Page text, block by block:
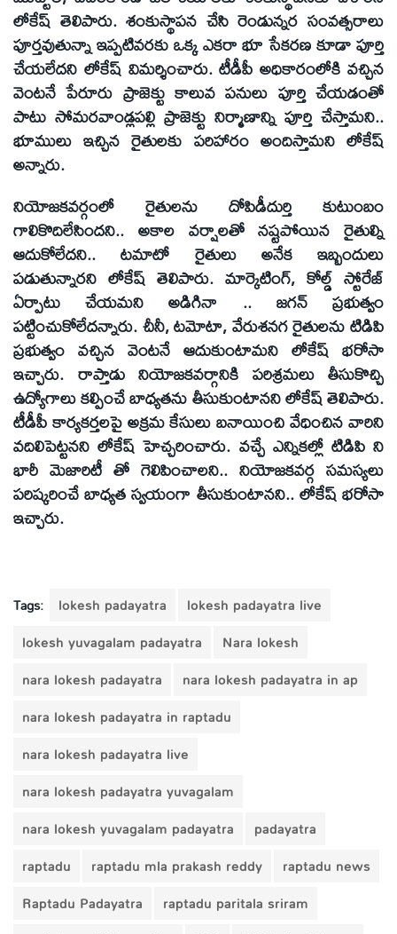
లోకేష్ తెలిపారు. శంకుస్థాపన చేసి రెండున్నర సంవత్సరాలు
పూర్తవుతున్నా ఇప్పటివరకు ఒక్క ఎకరా భూ సేకరణ కూడా పూర్తి
చేయలేదని లోకేష్ విమర్శించారు. టీడీపీ అధికారంలోకి వచ్చిన
వెంటనే పేరూరు ప్రాజెక్టు కాలువ పనులు పూర్తి చేయడంతో
పాటు సోమరవాండ్లపల్లి ప్రాజెక్టు నిర్మాణాన్ని పూర్తి చేస్తామని..
భూములు ఇచ్చిన రైతులకు పరిహారం అందిస్తామని లోకేష్
అన్నారు.
నియోజకవర్గంలో రైతులను దోపిడీదుర్తి కుటుంబం
గాలికొదిలేసిందని.. అకాల వర్షాలతో నష్టపోయిన రైతుల్ని
ఆదుకోలేదని.. టమాటో రైతులు అనేక ఇబ్బందులు
పడుతున్నారని లోకేష్ తెలిపారు. మార్కెటింగ్, కోల్డ్ స్టోరేజ్
ఏర్పాటు చేయమని అడిగినా .. జగన్ ప్రభుత్వం
పట్టించుకోలేదన్నారు. చీనీ, టమోటా, వేరుశనగ రైతులను టిడిపి
ప్రభుత్వం వచ్చిన వెంటనే ఆదుకుంటామని లోకేష్ భరోసా
ఇచ్చారు. రాప్తాడు నియోజకవర్గానికి పరిశ్రమలు తీసుకొచ్చి
ఉద్యోగాలు కల్పించే బాధ్యతను తీసుకుంటానని లోకేష్ తెలిపారు.
టీడీపీ కార్యకర్తలపై అక్రమ కేసులు బనాయించి వేధించిన వారిని
వదిలిపెట్టనని లోకేష్ హెచ్చరించారు. వచ్చే ఎన్నికల్లో టిడిపి ని
భారీ మెజారిటీ తో గెలిపించాలని.. నియోజకవర్గ సమస్యలు
పరిష్కరించే బాధ్యత స్వయంగా తీసుకుంటానని.. లోకేష్ భరోసా
ఇచ్చారు.
Tags: lokesh padayatra
lokesh padayatra live
lokesh yuvagalam padayatra
Nara lokesh
nara lokesh padayatra
nara lokesh padayatra in ap
nara lokesh padayatra in raptadu
nara lokesh padayatra live
nara lokesh padayatra yuvagalam
nara lokesh yuvagalam padayatra
padayatra
raptadu
raptadu mla prakash reddy
raptadu news
Raptadu Padayatra
raptadu paritala sriram